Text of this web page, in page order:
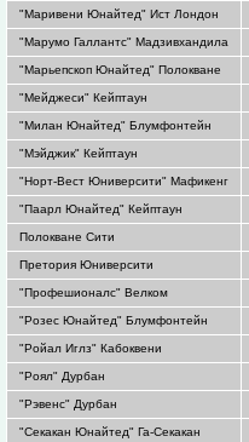
"Маривени Юнайтед" Ист Лондон
"Марумо Галлантс" Мадзивхандила
"Марьепскоп Юнайтед" Полокване
"Мейджеси" Кейптаун
"Милан Юнайтед" Блумфонтейн
"Мэйджик" Кейптаун
"Норт-Вест Юниверсити" Мафикенг
"Паарл Юнайтед" Кейптаун
Полокване Сити
Претория Юниверсити
"Профешионалс" Велком
"Розес Юнайтед" Блумфонтейн
"Ройал Иглз" Кабоквени
"Роял" Дурбан
"Рэвенс" Дурбан
"Секакан Юнайтед" Га-Секакан